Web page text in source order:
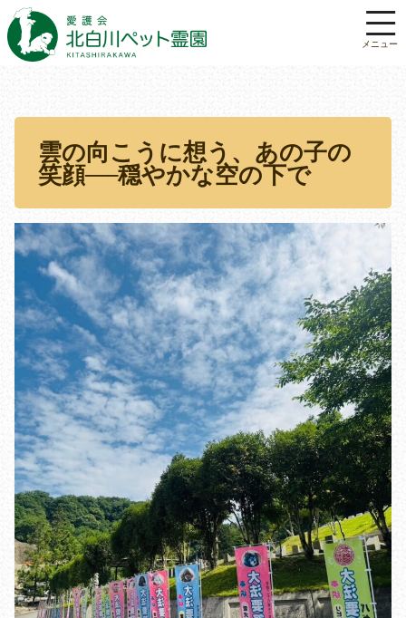
雲の向こうに想う、あの子の
笑顔──穏やかな空の下で